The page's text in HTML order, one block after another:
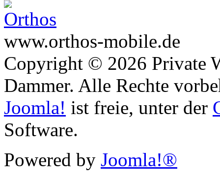
www.orthos-mobile.de
Copyright © 2026 Private
Dammer. Alle Rechte
Joomla! ist freie, unter der
Software.
Powered by Joomla!®